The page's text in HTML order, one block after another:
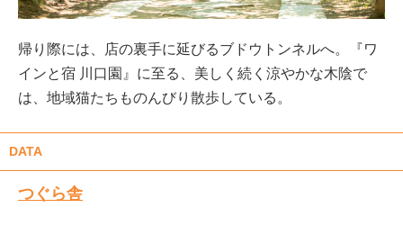
帰り際には、店の裏手に延びるブドウトンネルへ。『ワ
インと宿 川口園』に至る、美しく続く涼やかな木陰で
は、地域猫たちものんびり散歩している。
DATA
つぐら舎